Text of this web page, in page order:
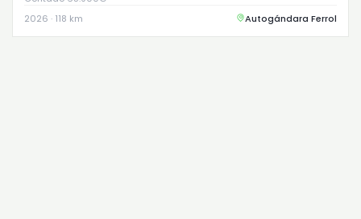
2026 · 118 km Autogándara Ferrol